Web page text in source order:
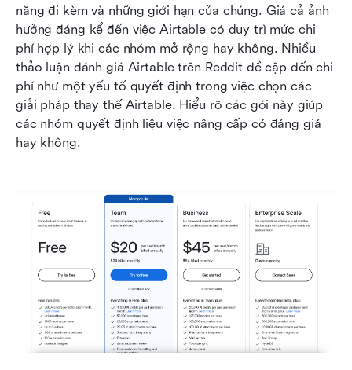
năng đi kèm và những giới hạn của chúng. Giá cả ảnh
hưởng đáng kể đến việc Airtable có duy trì mức chi
phí hợp lý khi các nhóm mở rộng hay không. Nhiều
thảo luận đánh giá Airtable trên Reddit đề cập đến chi
phí như một yếu tố quyết định trong việc chọn các
giải pháp thay thế Airtable. Hiểu rõ các gói này giúp
các nhóm quyết định liệu việc nâng cấp có đáng giá
hay không.